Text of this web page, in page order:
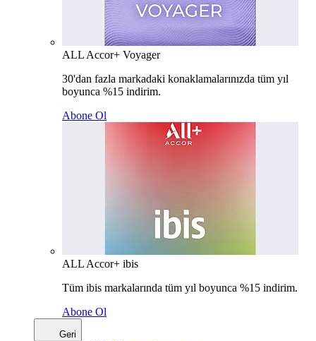
ALL Accor+ Voyager
30'dan fazla markadaki konaklamalarınızda tüm yıl
boyunca %15 indirim.
Abone Ol
ALL Accor+ ibis
Tüm ibis markalarında tüm yıl boyunca %15 indirim.
Abone Ol
Geri